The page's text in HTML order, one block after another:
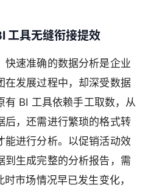
工具无缝衔接提效
快速准确的数据分析是企业
在发展过程中，却深受数据
有 BI 工具依赖手工取数，从
后，还需进行繁琐的格式转
能进行分析。以促销活动效
到生成完整的分析报告，需
市场情况早已发生变化，